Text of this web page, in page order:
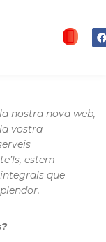
nostra nova web,
vostra
estem
que